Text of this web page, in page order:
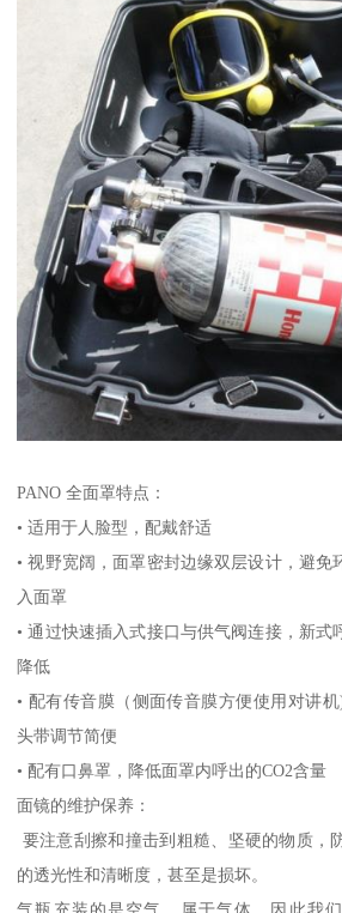
PANO 全面罩特点：
• 适用于人脸型，配戴舒适
• 视野宽阔，面罩密封边缘双层设计，避免
入面罩
• 通过快速插入式接口与供气阀连接，新式
降低
• 配有传音膜（侧面传音膜方便使用对讲
头带调节简便
• 配有口鼻罩，降低面罩内呼出的CO2含量
面镜的维护保养：
要注意刮擦和撞击到粗糙、坚硬的物质，
的透光性和清晰度，甚至是损坏。
气瓶充装的是空气，属于气体，因此我们